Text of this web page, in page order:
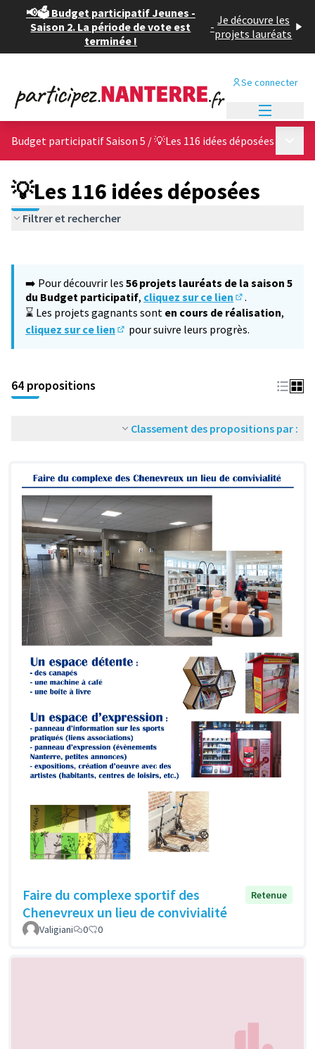
📢🗳️ Budget participatif Jeunes -
Saison 2. La période de vote est
terminée !
- Je découvre les
projets lauréats
Se connecter
Budget participatif Saison 5 /💡Les 116 idées déposées
💡Les 116 idées déposées
Filtrer et rechercher
−
➡️ Pour découvrir les 56 projets lauréats de la saison 5
du Budget participatif, cliquez sur ce lien
(S'ouvre dans
.
⌛ Les projets gagnants sont en cours de réalisation,
cliquez sur ce lien
pour suivre leurs progrès.
64 propositions
Classement des propositions par :
Faire du complexe sportif des
Chenevreux un lieu de convivialité
Retenue
Valigiani 0 0